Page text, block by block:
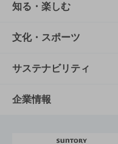
商品TOP
商品一覧
商品発売情報
栄養成分一覧
知る・楽しむ
知る・楽しむTOP
キャンペーン
工場見学
文化・スポーツ
文化・スポーツTOP
サントリーホール
サステナビリティ
サステナビリティTOP
企業情報